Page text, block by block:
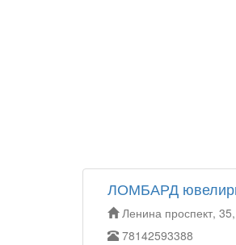
ЛОМБАРД
Ленина проспект,
78142593388